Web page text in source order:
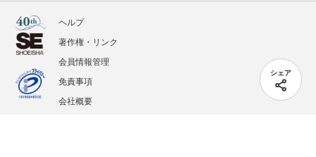
シェア
ヘルプ
著作権・リンク
会員情報管理
免責事項
会社概要